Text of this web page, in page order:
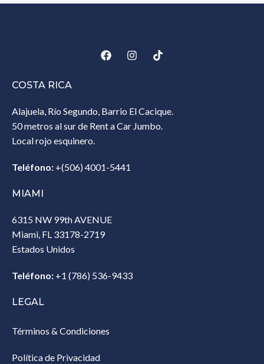
COSTA RICA
Alajuela, Río Segundo, Barrio El Cacique.
50 metros al sur de Rent a Car Jumbo.
Local rojo esquinero.
Teléfono: +(506) 4001-5441
MIAMI
6315 NW 99th AVENUE
Miami, FL 33178-2719
Estados Unidos‎
Teléfono: +1 (786) 536-9433‎
LEGAL
Términos & Condiciones
Política de Privacidad